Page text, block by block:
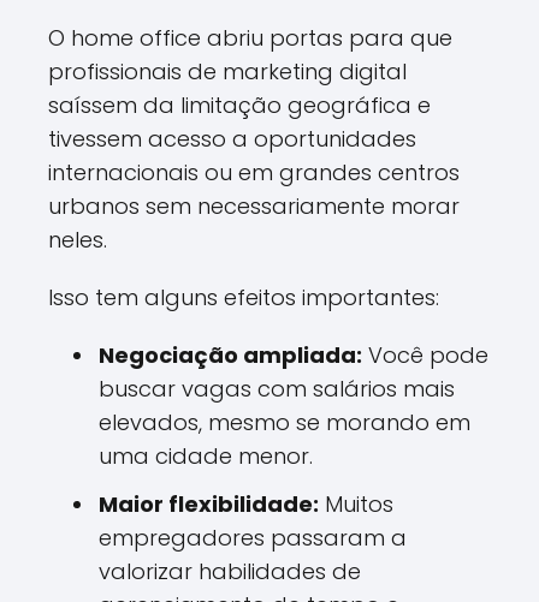
O home office abriu portas para que
profissionais de marketing digital
saíssem da limitação geográfica e
tivessem acesso a oportunidades
internacionais ou em grandes centros
urbanos sem necessariamente morar
neles.
Isso tem alguns efeitos importantes:
Negociação ampliada: Você pode
buscar vagas com salários mais
elevados, mesmo se morando em
uma cidade menor.
Maior flexibilidade: Muitos
empregadores passaram a
valorizar habilidades de